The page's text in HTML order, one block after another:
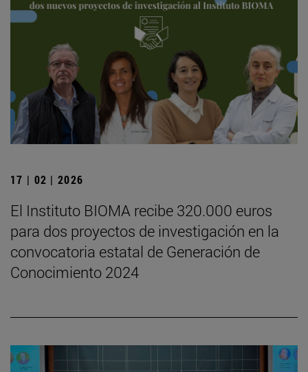
17 | 02 | 2026
El Instituto BIOMA recibe 320.000 euros
para dos proyectos de investigación en la
convocatoria estatal de Generación de
Conocimiento 2024